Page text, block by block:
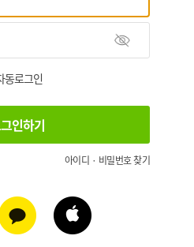
동로그인
아이디 · 비밀번호 찾기